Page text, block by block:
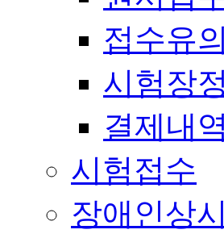
접수유
시험장
결제내
시험접수
장애인상